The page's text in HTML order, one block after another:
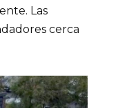
Las
cerca